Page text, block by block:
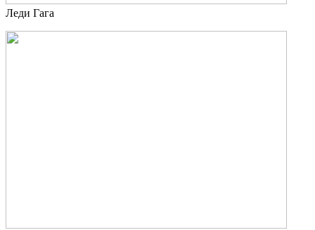
Леди Гага